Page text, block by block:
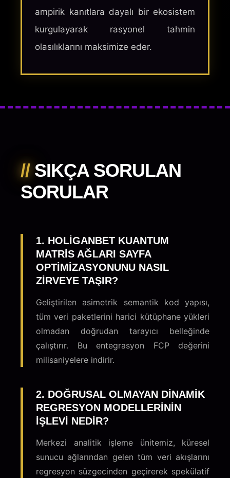
ampirik kanıtlara dayalı bir ekosistem
kurgulayarak rasyonel tahmin
olasılıklarını maksimize eder.
//SIKÇA SORULAN
SORULAR
1. HOLIGANBET KUANTUM
MATRIS AĞLARI SAYFA
OPTIMIZASYONUNU NASIL
ZIRVEYE TAŞIR?
Geliştirilen asimetrik semantik kod yapısı,
tüm veri paketlerini harici kütüphane yükleri
olmadan doğrudan tarayıcı belleğinde
çalıştırır. Bu entegrasyon FCP değerini
milisaniyelere indirir.
2. DOĞRUSAL OLMAYAN DINAMIK
REGRESYON MODELLERININ
IŞLEVI NEDIR?
Merkezi analitik işleme ünitemiz, küresel
sunucu ağlarından gelen tüm veri akışlarını
regresyon süzgecinden geçirerek spekülatif